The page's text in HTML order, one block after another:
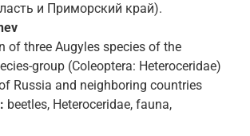
и Приморский край).
of three Augyles species of the
group (Coleoptera: Heteroceridae)
Russia and neighboring countries
beetles, Heteroceridae, fauna,